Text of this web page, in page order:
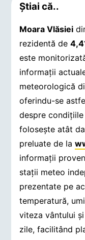
Știai că..
Moara Vlăsiei
rezidentă de
este
informații
meteorologică
oferindu-se
despre
folosește atât
preluate de la
informații
stații meteo
prezentate pe
temperatură,
viteza vântului
zile, facilitând